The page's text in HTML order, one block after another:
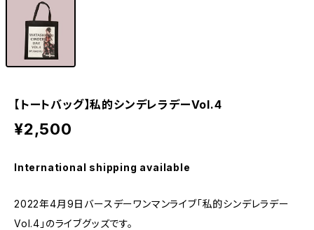
【トートバッグ】私的シンデレラデーVol.4
¥2,500
International shipping available
2022年4月9日バースデーワンマンライブ「私的シンデレラデー
Vol.4」のライブグッズです。